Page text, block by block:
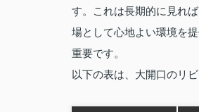
す。これは長期的に見れ
場として心地よい環境を
重要です。
以下の表は、大開口のリ